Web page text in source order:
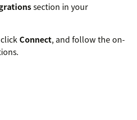
section in your
Connect, and follow the on-